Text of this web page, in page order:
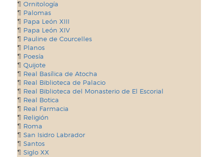
Ornitología
Palomas
Papa León XIII
Papa León XIV
Pauline de Courcelles
Planos
Poesía
Quijote
Real Basílica de Atocha
Real Biblioteca de Palacio
Real Biblioteca del Monasterio de El Escorial
Real Botica
Real Farmacia
Religión
Roma
San Isidro Labrador
Santos
Siglo XX